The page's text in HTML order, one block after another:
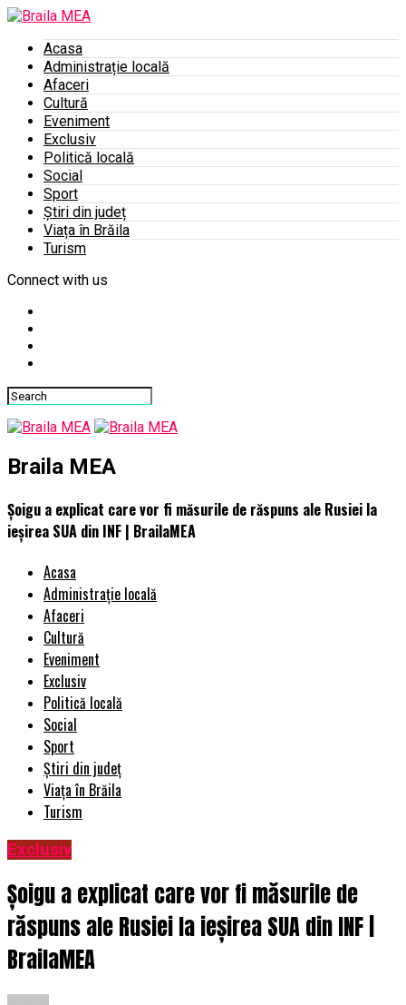
Acasa
Administrație locală
Afaceri
Cultură
Eveniment
Exclusiv
Politică locală
Social
Sport
Știri din județ
Viața în Brăila
Turism
Connect with us
Braila MEA
Șoigu a explicat care vor fi măsurile de răspuns ale Rusiei la
ieșirea SUA din INF | BrailaMEA
Acasa
Administrație locală
Afaceri
Cultură
Eveniment
Exclusiv
Politică locală
Social
Sport
Știri din județ
Viața în Brăila
Turism
Exclusiv
Șoigu a explicat care vor fi măsurile de
răspuns ale Rusiei la ieșirea SUA din INF |
BrailaMEA